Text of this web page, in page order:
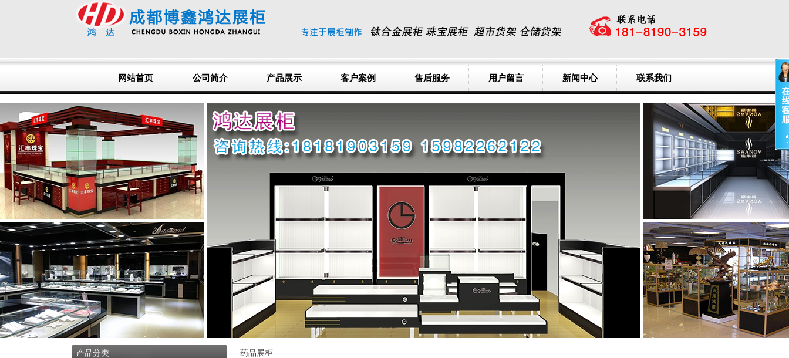
网站首页 公司简介 产品展示 客户案例 售后服务 用户留言 新闻中心 联系我们
产品分类 药品展柜